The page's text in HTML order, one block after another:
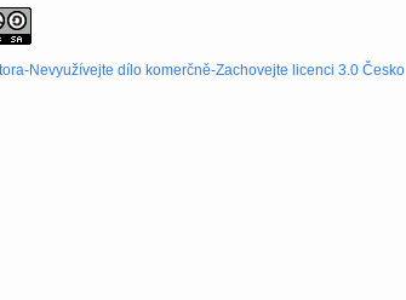
Nevyužívejte dílo komerčně-Zachovejte licenci 3.0 Česko